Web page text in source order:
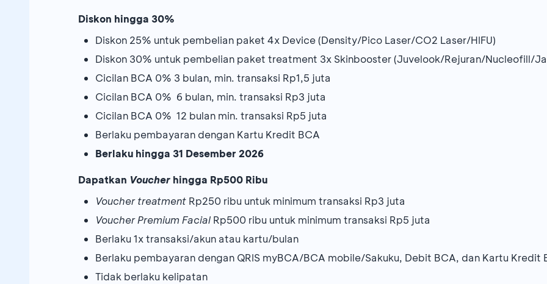
Diskon hingga 30%
Diskon 25% untuk pembelian paket 4x Device (Density/Pico Laser/CO2 Laser/HIFU)
Diskon 30% untuk pembelian paket treatment 3x Skinbooster (Juvelook/Rejuran/Nucleofill/
Cicilan BCA 0% 3 bulan, min. transaksi Rp1,5 juta
Cicilan BCA 0% 6 bulan, min. transaksi Rp3 juta
Cicilan BCA 0% 12 bulan min. transaksi Rp5 juta
Berlaku pembayaran dengan Kartu Kredit BCA
Berlaku hingga 31 Desember 2026
Dapatkan Voucher hingga Rp500 Ribu
Voucher treatment Rp250 ribu untuk minimum transaksi Rp3 juta
Voucher Premium Facial Rp500 ribu untuk minimum transaksi Rp5 juta
Berlaku 1x transaksi/akun atau kartu/bulan
Berlaku pembayaran dengan QRIS myBCA/BCA mobile/Sakuku, Debit BCA, dan Kartu Kredit
Tidak berlaku kelipatan